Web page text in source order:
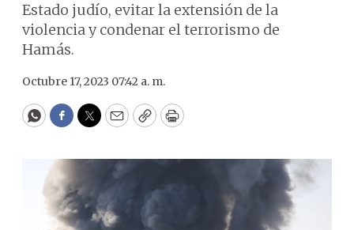
Estado judío, evitar la extensión de la
violencia y condenar el terrorismo de
Hamás.
Octubre 17, 2023 07:42 a. m.
WhatsApp
Facebook
Twitter
EmailCopyPrint